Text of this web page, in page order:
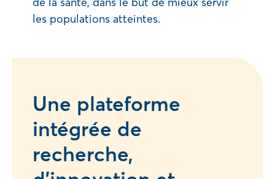
les populations atteintes.
Une plateforme
intégrée de
recherche,